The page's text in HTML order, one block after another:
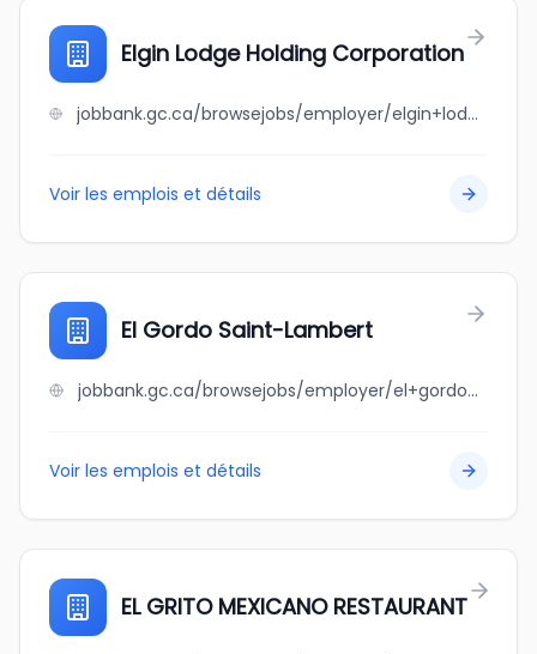
Elgin Lodge Holding Corporation
jobbank.gc.ca/browsejobs/employer/elgin+lodge+holding+corporation/ca
Voir les emplois et détails
El Gordo Saint-Lambert
jobbank.gc.ca/browsejobs/employer/el+gordo+saint-lambert/ca
Voir les emplois et détails
EL GRITO MEXICANO RESTAURANT